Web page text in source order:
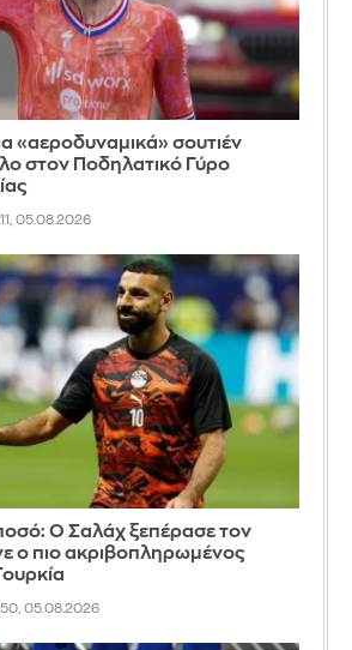
«αεροδυναμικά» σουτιέν
στον Ποδηλατικό Γύρο
05.08.2026
Ο Σαλάχ ξεπέρασε τον
ο πιο ακριβοπληρωμένος
05.08.2026